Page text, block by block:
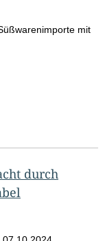
mit
durch